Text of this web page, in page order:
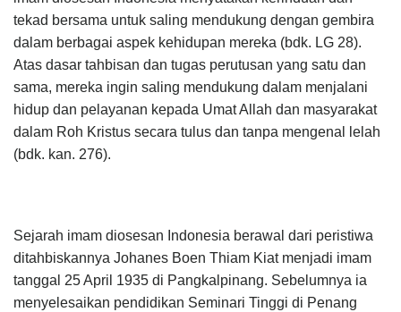
tekad bersama untuk saling mendukung dengan gembira
dalam berbagai aspek kehidupan mereka (bdk. LG 28).
Atas dasar tahbisan dan tugas perutusan yang satu dan
sama, mereka ingin saling mendukung dalam menjalani
hidup dan pelayanan kepada Umat Allah dan masyarakat
dalam Roh Kristus secara tulus dan tanpa mengenal lelah
(bdk. kan. 276).
Sejarah imam diosesan Indonesia berawal dari peristiwa
ditahbiskannya Johanes Boen Thiam Kiat menjadi imam
tanggal 25 April 1935 di Pangkalpinang. Sebelumnya ia
menyelesaikan pendidikan Seminari Tinggi di Penang